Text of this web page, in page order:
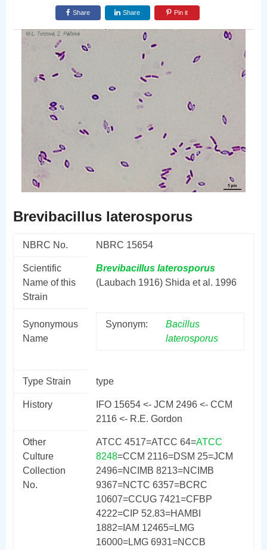
Share Share Pin it
Brevibacillus laterosporus
NBRC No. NBRC 15654
Scientific
Name of this
Strain
Brevibacillus laterosporus
(Laubach 1916) Shida et al. 1996
Synonymous
Name
Synonym:
Bacillus
laterosporus
Type Strain type
History
IFO 15654 <- JCM 2496 <- CCM
2116 <- R.E. Gordon
Other
Culture
Collection
No.
ATCC 4517=ATCC 64=ATCC
8248=CCM 2116=DSM 25=JCM
2496=NCIMB 8213=NCIMB
9367=NCTC 6357=BCRC
10607=CCUG 7421=CFBP
4222=CIP 52.83=HAMBI
1882=IAM 12465=LMG
16000=LMG 6931=NCCB